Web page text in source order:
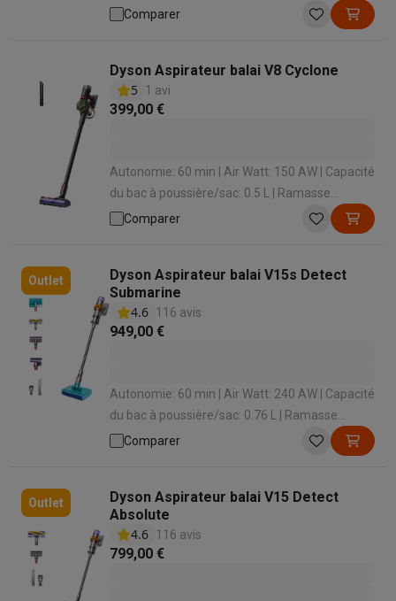
Capacité du bac à poussière/sac: 0.33 L |
Comparer
Dyson Aspirateur balai V8 Cyclone
5
1 avi
399,00 €
Autonomie: 60 min | Air Watt: 150 AW | Capacité
du bac à poussière/sac: 0.5 L | Ramasse
miettes intégré: Oui | Temps de charge: 240 min
Comparer
Outlet
Dyson Aspirateur balai V15s Detect
Submarine
4.6 116 avis
949,00 €
Autonomie: 60 min | Air Watt: 240 AW | Capacité
du bac à poussière/sac: 0.76 L | Ramasse
miettes intégré: Oui | Temps de charge: 270 min
Comparer
Outlet
Dyson Aspirateur balai V15 Detect
Absolute
4.6 116 avis
799,00 €